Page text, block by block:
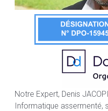
Notre Expert, Denis
Informatique assermenté,